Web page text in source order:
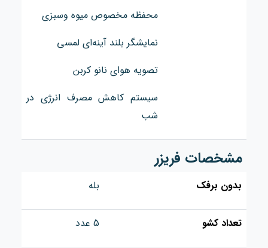
محفظه مخصوص میوه وسبزی
نمایشگر بلند آینه‌ای لمسی
تصویه هوای نانو کربن
سیستم کاهش مصرف انرژی در
شب
مشخصات فریزر
بدون برفک بله
تعداد کشو 5 عدد